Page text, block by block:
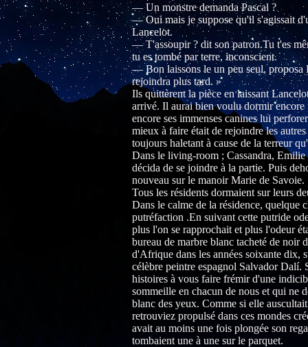
— Un monstre demanda Pascal ?
— Oui mais je suppose qu'il s'agissait
Lancelot.
— T'assoupir ? dit son patron.Tu t'es
tu es tombé par terre, inconscient.
— Bon laissons le un peu seul, proposa
rejoindra plus tard. »
Ils quittèrent la pièce en laissant
arrivé. Il aurai bien voulu dormir encore
encore ses immenses canines lui
mieux à faire était de rejoindre les
toujours haletant à cause de la terreur
Dans le living-room ; Cassandra, Emilie
décida de se joindre à la partie. Puis
nouveau sur le manoir Marie de Savoie.
Tous les résidents dormaient sur leurs
Dans le calme de la résidence, quelque
putréfaction .En suivant cette putride
plus l'on se rapprochait et plus l'odeur
bureau de marbre blanc tacheté de noir
d'Afrique dans les années soixante dix,
célèbre peintre espagnol Salvador Dalí.
histoires à vous faire frémir d'une
sommeille en chacun de nous et qui ne
blanc des yeux. Comme si elle
retrouviez propulsé dans ces mondes
avait au moins une fois plongée son
tombaient une à une sur le parquet.